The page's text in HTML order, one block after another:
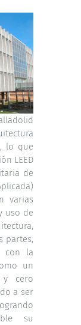
lo que
LEED
de
varias
uso de
partes,
con la
un
y cero
a ser
su